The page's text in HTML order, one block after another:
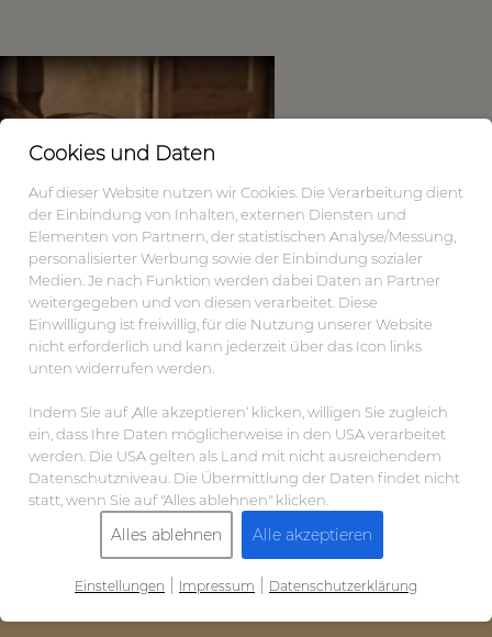
Cookies und Daten
Auf dieser Website nutzen wir Cookies. Die Verarbeitung dient
der Einbindung von Inhalten, externen Diensten und
Elementen von Partnern, der statistischen Analyse/Messung,
personalisierter Werbung sowie der Einbindung sozialer
Medien. Je nach Funktion werden dabei Daten an Partner
weitergegeben und von diesen verarbeitet. Diese
Einwilligung ist freiwillig, für die Nutzung unserer Website
nicht erforderlich und kann jederzeit über das Icon links
unten widerrufen werden.
Indem Sie auf ‚Alle akzeptieren‘ klicken, willigen Sie zugleich
ein, dass Ihre Daten möglicherweise in den USA verarbeitet
werden. Die USA gelten als Land mit nicht ausreichendem
Datenschutzniveau. Die Übermittlung der Daten findet nicht
statt, wenn Sie auf "Alles ablehnen" klicken.
Alles ablehnen Alle akzeptieren
Einstellungen Impressum Datenschutzerklärung